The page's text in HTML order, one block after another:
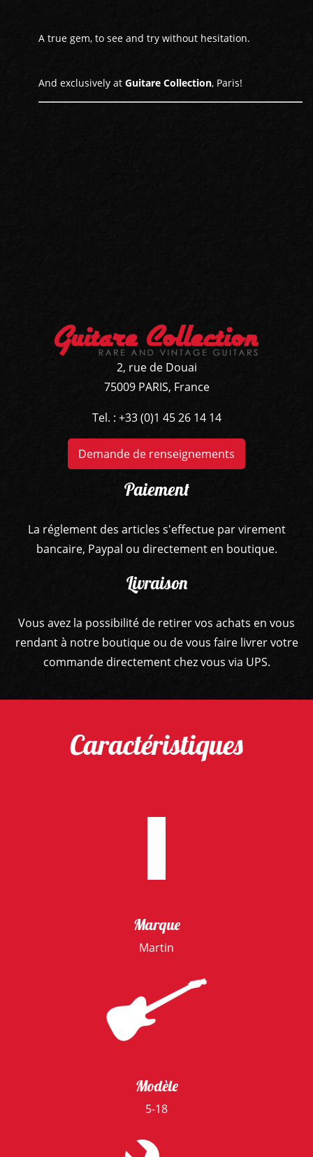
A true gem, to see and try without hesitation.
And exclusively at Guitare Collection, Paris!
2, rue de Douai
75009 PARIS, France
Tel. : +33 (0)1 45 26 14 14
Demande de renseignements
Paiement
La réglement des articles s'effectue par virement
bancaire, Paypal ou directement en boutique.
Livraison
Vous avez la possibilité de retirer vos achats en vous
rendant à notre boutique ou de vous faire livrer votre
commande directement chez vous via UPS.
Caractéristiques
Marque
Martin
Modèle
5-18